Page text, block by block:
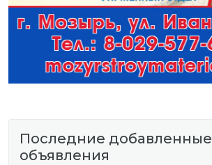
Последние добавленные
объявления